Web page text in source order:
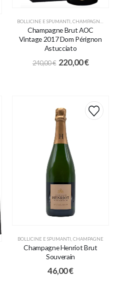
COLLEZIONE RISERVE STORICHE IDEE REGALO
BOLLICINE E SPUMANTI CHAMPAGNE
Champagne Brut AOC
Vintage 2017 Dom Pérignon
Astucciato
240,00€ 220,00€
BOLLICINE E SPUMANTI ,CHAMPAGNE
Champagne Henriot Brut
Souverain
46,00€